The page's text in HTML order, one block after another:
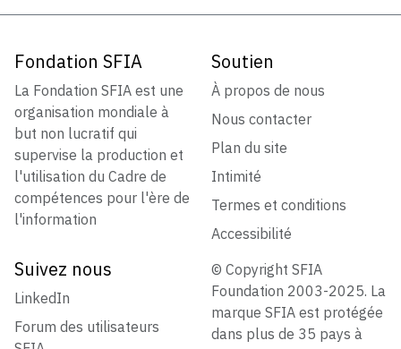
Fondation SFIA
La Fondation SFIA est une
organisation mondiale à
but non lucratif qui
supervise la production et
l'utilisation du Cadre de
compétences pour l'ère de
l'information
Soutien
À propos de nous
Nous contacter
Plan du site
Intimité
Termes et conditions
Accessibilité
Suivez nous
LinkedIn
Forum des utilisateurs
© Copyright SFIA
Foundation 2003-2025. La
marque SFIA est protégée
dans plus de 35 pays à